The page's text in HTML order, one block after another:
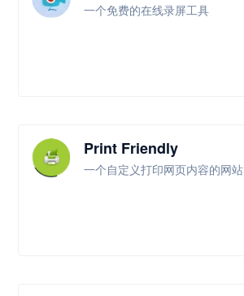
一个免费的在线录屏工具
Print Friendly
一个自定义打印网页内容的网站